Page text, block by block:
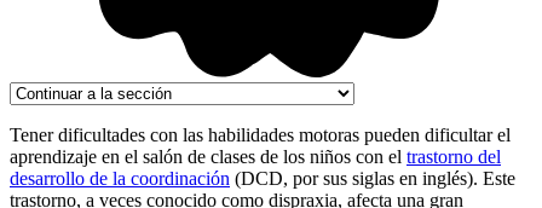
Tener dificultades con las habilidades motoras pueden dificultar el
aprendizaje en el salón de clases de los niños con el trastorno del
desarrollo de la coordinación (DCD, por sus siglas en inglés). Este
trastorno, a veces conocido como dispraxia, afecta una gran